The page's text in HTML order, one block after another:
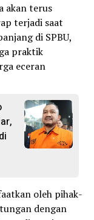
akan terus
terjadi saat
di SPBU,
praktik
eceran
oleh pihak-
dengan